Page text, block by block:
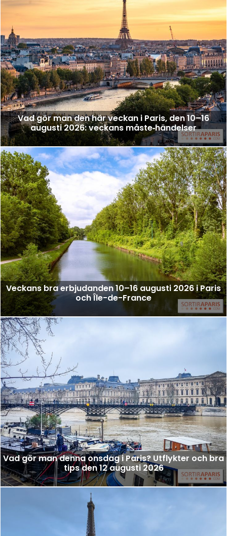
Vad gör man den här veckan i Paris, den 10–16
augusti 2026: veckans måste‑händelser
Veckans bra erbjudanden 10–16 augusti 2026 i Paris
och Île-de-France
Vad gör man denna onsdag i Paris? Utflykter och bra
tips den 12 augusti 2026